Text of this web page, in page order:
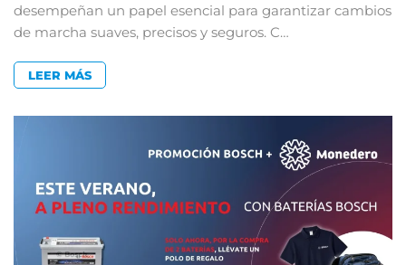
desempeñan un papel esencial para garantizar cambios
de marcha suaves, precisos y seguros. C…
LEER MÁS